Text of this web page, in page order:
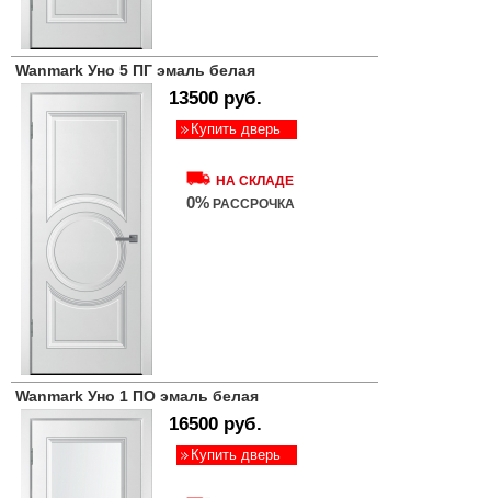
Wanmark Уно 5 ПГ эмаль белая
13500 руб.
Купить дверь
НА СКЛАДЕ
0% РАССРОЧКА
Wanmark Уно 1 ПО эмаль белая
16500 руб.
Купить дверь